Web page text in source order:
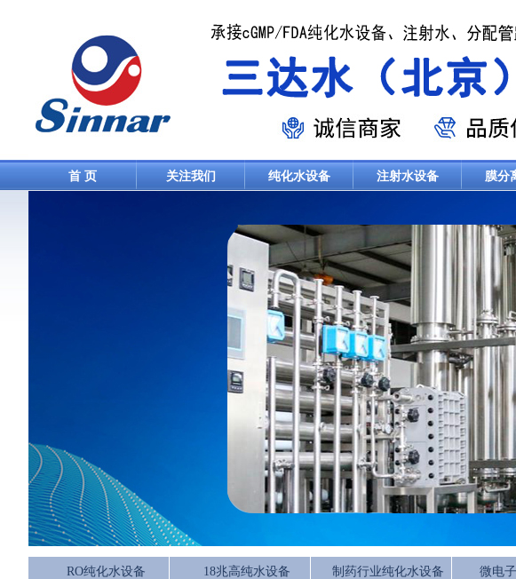
首 页 关注我们 纯化水设备 注射水设备 膜分
RO纯化水设备 18兆高纯水设备 制药行业纯化水设备 微电